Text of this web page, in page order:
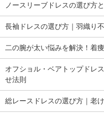
ノースリーブドレスの選び方
長袖ドレスの選び方｜羽織り
二の腕が太い悩みを解決！着
オフショル・ベアトップドレ
せ法則
総レースドレスの選び方｜老